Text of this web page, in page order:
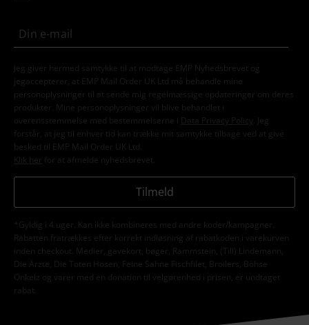
Jeg giver hermed samtykke til at modtage EMP Nyhedsbrevet og
jegaccepterer, at EMP Mail Order UK Ltd må behandle mine
personoplysninger til at sende mig regelmæssige opdateringer om deres
produkter. Mine personoplysninger vil blive behandlet i
overensstemmelse med bestemmelserne i
Data Privacy Policy
. Jeg
forstår, at jeg til enhver tid kan trække mit samtykke tilbage ved at give
besked til EMP Mail Order UK Ltd.
Klik her
for at afmelde nyhedsbrevet.
Tilmeld
*Gyldig i 4 uger. Kan ikke kombineres med andre koder/kampagner.
Rabatten fratrækkes efter korrekt indløsning af rabatkoden i varekurven
inden checkout. Medier, gavekort, bøger, Rammstein, (Till) Lindemann,
Die Ärzte, Die Toten Hosen, Feine Sahne Fischfilet, Broilers, Böhse
Onkelz og varer med en donation til velgørenhed i prisen, er undtaget
rabat.